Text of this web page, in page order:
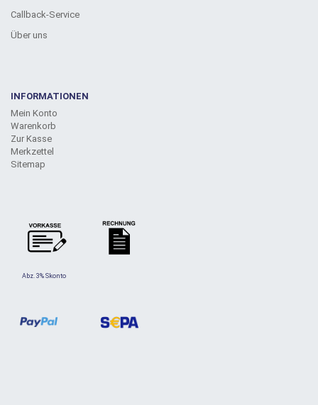
Callback-Service
Über uns
INFORMATIONEN
Mein Konto
Warenkorb
Zur Kasse
Merkzettel
Sitemap
Abz. 3% Skonto